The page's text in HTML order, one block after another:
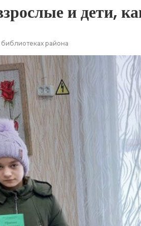
и дети,
библиотеках района